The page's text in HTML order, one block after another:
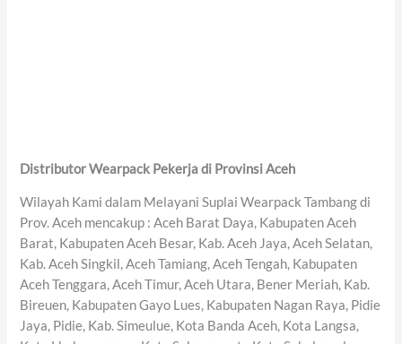
Distributor Wearpack Pekerja di Provinsi Aceh
Wilayah Kami dalam Melayani Suplai Wearpack Tambang di
Prov. Aceh mencakup : Aceh Barat Daya, Kabupaten Aceh
Barat, Kabupaten Aceh Besar, Kab. Aceh Jaya, Aceh Selatan,
Kab. Aceh Singkil, Aceh Tamiang, Aceh Tengah, Kabupaten
Aceh Tenggara, Aceh Timur, Aceh Utara, Bener Meriah, Kab.
Bireuen, Kabupaten Gayo Lues, Kabupaten Nagan Raya, Pidie
Jaya, Pidie, Kab. Simeulue, Kota Banda Aceh, Kota Langsa,